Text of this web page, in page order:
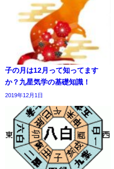
子の月は12月って知ってます
か？九星気学の基礎知識！
2019年12月1日